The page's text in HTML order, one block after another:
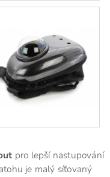
pro lepší nastupování
je malý síťovaný